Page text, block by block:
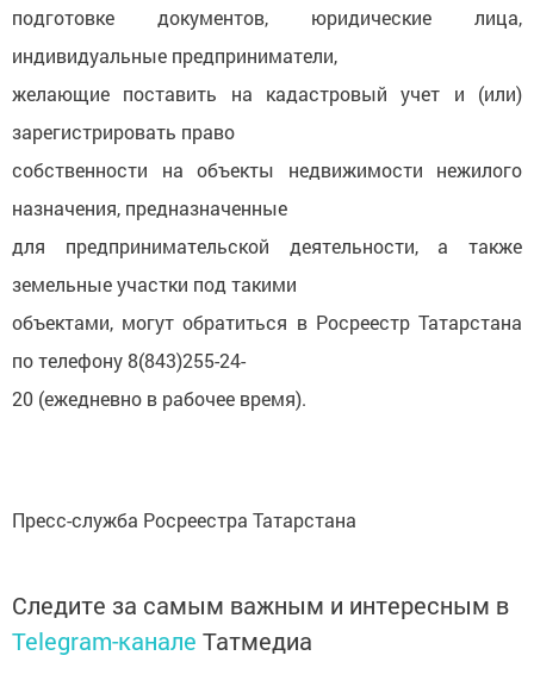
подготовке документов, юридические лица,
индивидуальные предприниматели,
желающие поставить на кадастровый учет и (или)
зарегистрировать право
собственности на объекты недвижимости нежилого
назначения, предназначенные
для предпринимательской деятельности, а также
земельные участки под такими
объектами, могут обратиться в Росреестр Татарстана
по телефону 8(843)255-24-
20 (ежедневно в рабочее время).
Пресс-служба Росреестра Татарстана
Следите за самым важным и интересным в
Telegram-канале Татмедиа